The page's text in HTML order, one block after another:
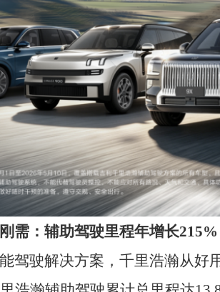
计总里程达13.8 亿公里、累计总时长1699
使用率更是达到85.3%。一年间里程增长
变为家庭日常出行标配。